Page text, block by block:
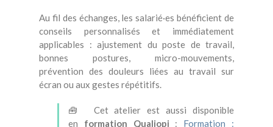
Au fil des échanges, les salarié·es bénéficient de
conseils personnalisés et immédiatement
applicables : ajustement du poste de travail,
bonnes postures, micro-mouvements,
prévention des douleurs liées au travail sur
écran ou aux gestes répétitifs.
🧰 Cet atelier est aussi disponible
en
formation Qualiopi : Formation :